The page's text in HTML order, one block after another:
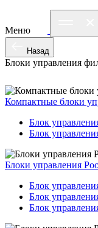
Меню
Назад
Блоки управления
Компактные блоки
Блок
Блок
Блоки управления
Блок
Блок
Блок